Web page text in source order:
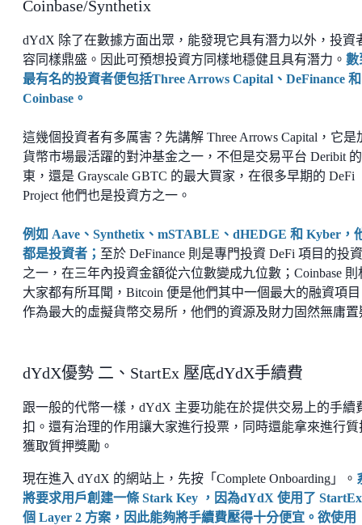
Coinbase/Synthetix
dYdX 除了在數據方面出眾，能發現它具有潛力以外，投資
容同樣鼎盛。因此可預想投資方同樣地穩健且具有潛力。 數
最有名的投資者便包括Three Arrows Capital、DeFinance 和
Coinbase。
這幾個投資者有多厲害？先講解 Three Arrows Capital，它是
貨幣市場最活躍的對沖基金之一，不但是交易平台 Deribit
東，還是 Grayscale GBTC 的最大買家，在很多早期的 DeFi
Project 他們也是投資方之一。
例如 Aave、Synthetix、mSTABLE、dHEDGE 和 Kyber，
都是投資者； 至於 DeFinance 則是專門投資 DeFi 項目的投
之一，在三年內投資金額從六位數變成九位數；Coinbase 則
大家都有所耳聞，Bitcoin 便是他們其中一個最大的融資項
作為最大的虛擬貨幣交易所，他們的資源及財力固然無庸置
dYdX優勢 二、StartEx 壓底dYdX手續費
跟一般的代幣一樣，dYdX 主要功能在於提供交易上的手續
扣。還有治理的作用讓大家進行投票，同時還能拿來進行質
獲取質押獎勵。
現在進入 dYdX 的網站上，先按「Complete Onboarding」。
將要求用戶創建一條 Stark Key ，因為dYdX 使用了
個 Layer 2 方案，因此能夠將手續費壓得十分便宜。欲使用